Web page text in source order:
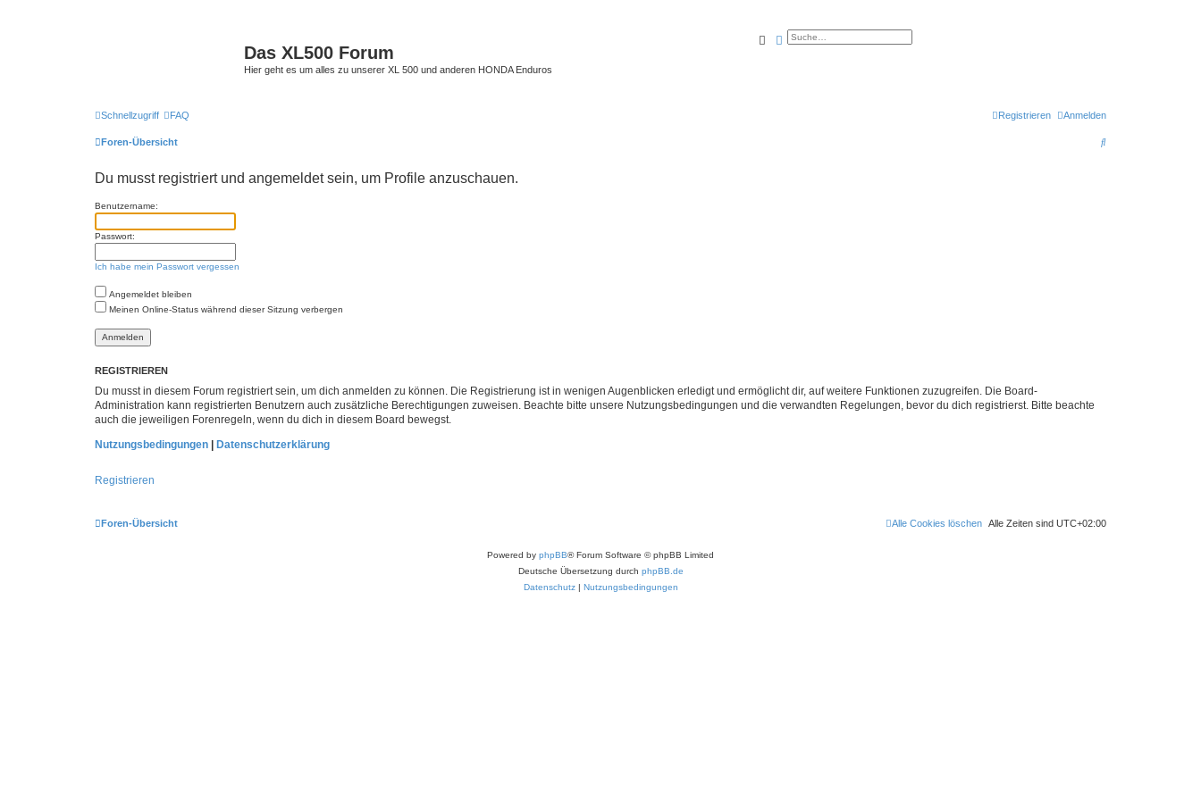
Das XL500 Forum
Hier geht es um alles zu unserer XL 500 und anderen HONDA Enduros
SucheErweiterte Suche
Schnellzugriff FAQ Anmelden
Registrieren
Foren-Übersicht
S
Du musst registriert und angemeldet sein, um Profile anzuschauen.
Benutzername:
Passwort:
Ich habe mein Passwort vergessen
Angemeldet bleiben
Meinen Online-Status während dieser Sitzung verbergen
REGISTRIEREN
Du musst in diesem Forum registriert sein, um dich anmelden zu können. Die Registrierung ist in wenigen Augenblicken erledigt und ermöglicht dir, auf weitere Funktionen zuzugreifen. Die Board-
Administration kann registrierten Benutzern auch zusätzliche Berechtigungen zuweisen. Beachte bitte unsere Nutzungsbedingungen und die verwandten Regelungen, bevor du dich registrierst. Bitte beachte
auch die jeweiligen Forenregeln, wenn du dich in diesem Board bewegst.
Nutzungsbedingungen
Datenschutzerklärung
Registrieren
Foren-Übersicht Alle Zeiten sind UTC+02:00
Alle Cookies löschen
Powered by phpBB® Forum Software © phpBB Limited
Deutsche Übersetzung durch phpBB.de
Datenschutz| Nutzungsbedingungen